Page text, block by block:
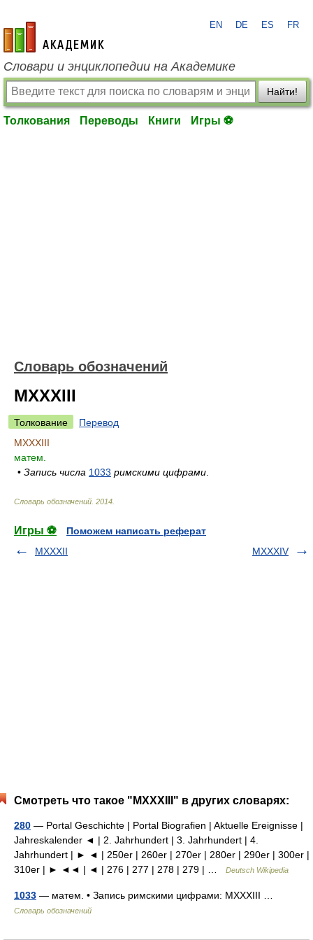
academic.ru
EN DE ES FR
Словари и энциклопедии на Академике
Найти!
Толкования Переводы Книги Игры ⚽
Словарь обозначений
MXXXIII
Толкование
Перевод
MXXXIII
матем.
• Запись числа 1033 римскими цифрами
Словарь обозначений 2014
Игры ⚽
Поможем написать реферат
MXXXII
MXXXIV
Смотреть что такое "MXXXIII" в других словарях:
280 — Portal Geschichte | Portal Biografien | Aktuelle Ereignisse |
Jahreskalender ◄ | 2. Jahrhundert | 3. Jahrhundert | 4.
Jahrhundert | ► ◄ | 250er | 260er | 270er | 280er | 290er | 300er |
310er | ► ◄◄ | ◄ | 276 | 277 | 278 | 279 | …
Deutsch Wikipedia
1033 — матем. • Запись римскими цифрами: MXXXIII …
Словарь обозначений